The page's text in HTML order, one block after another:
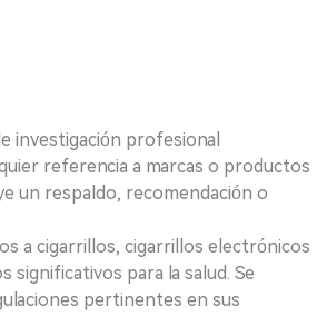
investigación profesional
referencia a marcas o productos
un respaldo, recomendación o
a cigarrillos, cigarrillos electrónicos
para la salud. Se
pertinentes en sus